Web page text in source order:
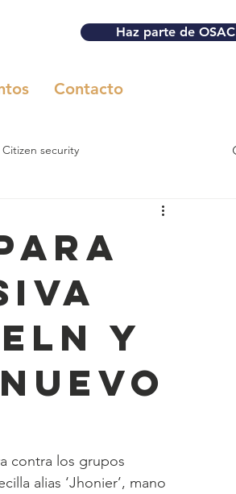
Haz parte de OSAC
Contacto
Citizen security
Y
contra los grupos
alias ‘Jhonier’, mano